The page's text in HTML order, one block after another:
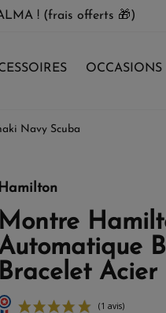
! (frais offerts 🎁)
OCCASIONS
Navy Scuba
Hamilton
Montre
Bracelet Acier